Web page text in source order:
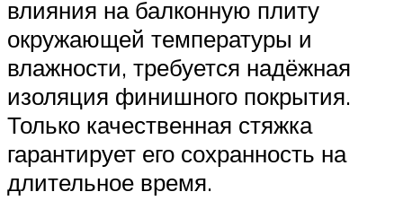
влияния на балконную плиту
окружающей температуры и
влажности, требуется надёжная
изоляция финишного покрытия.
Только качественная стяжка
гарантирует его сохранность на
длительное время.